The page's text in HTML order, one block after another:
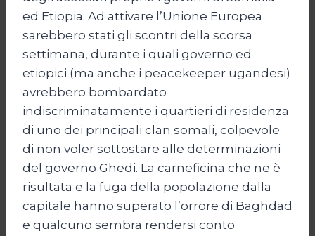
ed Etiopia. Ad attivare l’Unione Europea
sarebbero stati gli scontri della scorsa
settimana, durante i quali governo ed
etiopici (ma anche i peacekeeper ugandesi)
avrebbero bombardato
indiscriminatamente i quartieri di residenza
di uno dei principali clan somali, colpevole
di non voler sottostare alle determinazioni
del governo Ghedi. La carneficina che ne è
risultata e la fuga della popolazione dalla
capitale hanno superato l’orrore di Baghdad
e qualcuno sembra rendersi conto